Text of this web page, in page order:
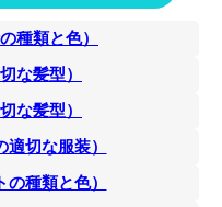
種類と色）
な髪型）
な髪型）
適切な服装）
の種類と色）